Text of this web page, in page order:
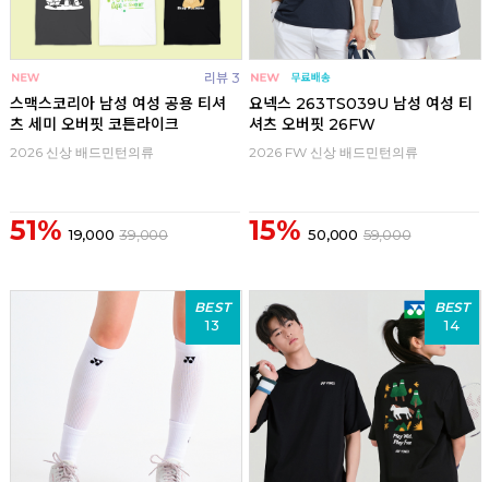
리뷰 3
스맥스코리아 남성 여성 공용 티셔
츠 세미 오버핏 코튼라이크
2026 신상 배드민턴의류
51% 19,000 39,000
요넥스 263TS039U 남성 여성 티
셔츠 오버핏 26FW
2026 FW 신상 배드민턴의류
15% 50,000 59,000
BEST
13
BEST
14